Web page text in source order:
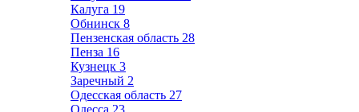
Калуга 19
Обнинск 8
Пензенская область 28
Пенза 16
Кузнецк 3
Заречный 2
Одесская область 27
Одесса 23